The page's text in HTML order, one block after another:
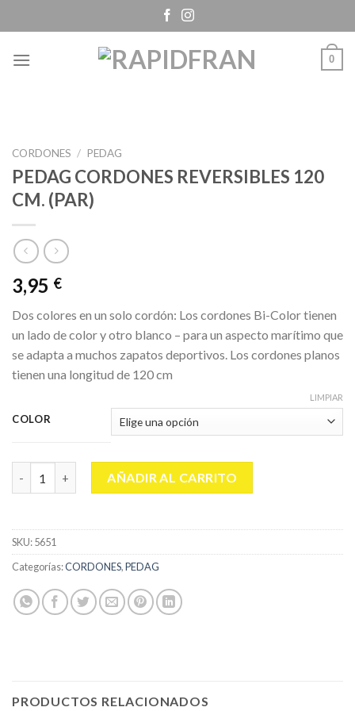
to
0
CORDONES / PEDAG
PEDAG CORDONES REVERSIBLES 120
CM. (PAR)
3,95 €
Dos colores en un solo cordón: Los cordones Bi-Color tienen
un lado de color y otro blanco – para un aspecto marítimo que
se adapta a muchos zapatos deportivos. Los cordones planos
tienen una longitud de 120 cm
COLOR
LIMPIAR
PEDAG CORDONES REVERSIBLES 120 CM. (PAR) cantidad
AÑADIR AL CARRITO
SKU:5651
Categorías:CORDONES,PEDAG
PRODUCTOS RELACIONADOS